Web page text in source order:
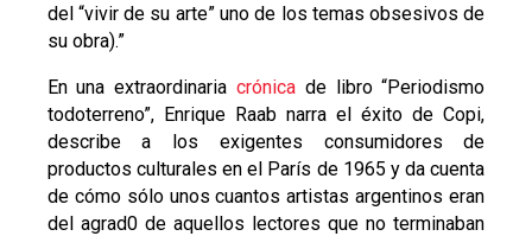
del “vivir de su arte” uno de los temas obsesivos de
su obra).”
En una extraordinaria crónica de libro “Periodismo
todoterreno”, Enrique Raab narra el éxito de Copi,
describe a los exigentes consumidores de
productos culturales en el París de 1965 y da cuenta
de cómo sólo unos cuantos artistas argentinos eran
del agrad0 de aquellos lectores que no terminaban